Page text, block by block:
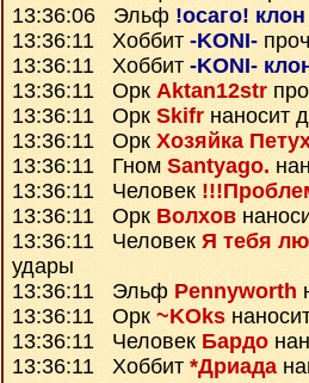
13:36:06 Эльф !осаго!
13:36:11 Хоббит -KONI-
13:36:11 Хоббит -KONI-
13:36:11 Орк Aktan12str
13:36:11 Орк Skifr наносит
13:36:11 Орк Хозяйка
13:36:11 Гном Santyago.
13:36:11 Человек
13:36:11 Орк Волхов
13:36:11 Человек Я тебя
удары
13:36:11 Эльф Pennyworth
13:36:11 Орк ~KOks
13:36:11 Человек Бардо
13:36:11 Хоббит *Дриада